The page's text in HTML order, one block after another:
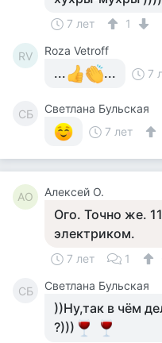
7 лет 1
RV Roza Vetroff
... ... 7
СБ
Светлана Бульская
7 лет
АО Алексей О.
Ого. Точно же.
электриком.
7 лет 1
СБ Светлана Бульская
))Ну,так в чём
?)))